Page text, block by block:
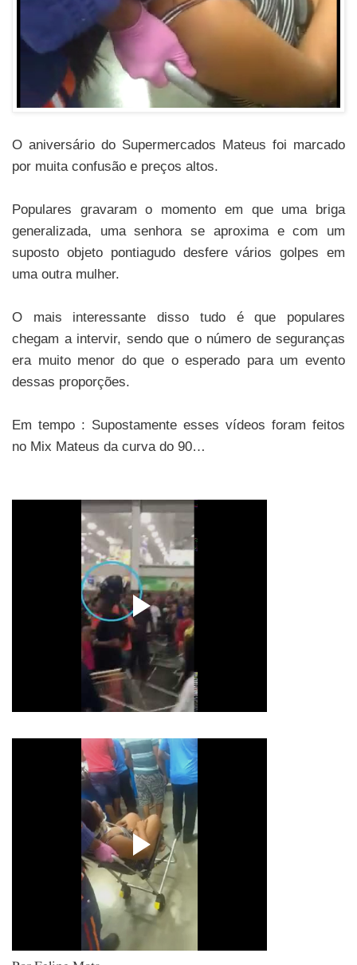
O aniversário do Supermercados Mateus foi marcado
por muita confusão e preços altos.
Populares gravaram o momento em que uma briga
generalizada, uma senhora se aproxima e com um
suposto objeto pontiagudo desfere vários golpes em
uma outra mulher.
O mais interessante disso tudo é que populares
chegam a intervir, sendo que o número de seguranças
era muito menor do que o esperado para um evento
dessas proporções.
Em tempo : Supostamente esses vídeos foram feitos
no Mix Mateus da curva do 90…